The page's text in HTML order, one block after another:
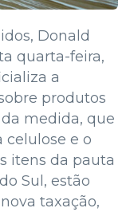
Donald
quarta-feira,
a
produtos
medida, que
celulose e o
itens da pauta
Sul, estão
taxação,